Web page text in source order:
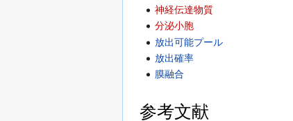
神経伝達物質
分泌小胞
放出可能プール
放出確率
膜融合
参考文献